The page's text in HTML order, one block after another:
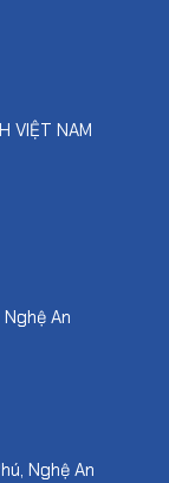
VIỆT NAM
An
Nghệ An